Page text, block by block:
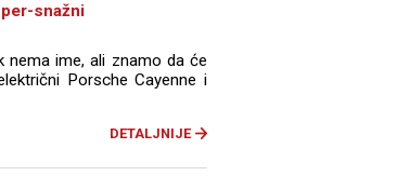
snažni
nema ime, ali znamo da će
Porsche Cayenne i
DETALJNIJE